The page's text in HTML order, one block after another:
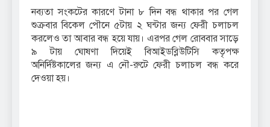
নব্যতা সংকটের কারণে টানা ৮ দিন বন্ধ থাকার পর গেল
শুক্রবার বিকেল পৌনে ৫টায় ২ ঘন্টার জন্য ফেরী চলাচল
করলেও তা আবার বন্ধ হয়ে যায়। এরপর গেল রোববার সাড়ে
৯ টায় ঘোষণা দিয়েই বিআইডব্লিউটিসি কতৃপক্ষ
অনির্দিষ্টকালের জন্য এ নৌ-রুটে ফেরী চলাচল বন্ধ করে
দেওয়া হয়।